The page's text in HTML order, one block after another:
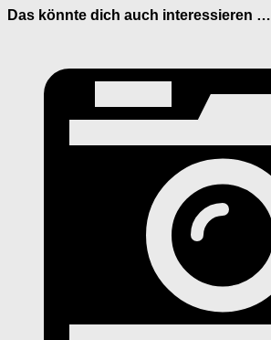
Das könnte dich auch interessieren …